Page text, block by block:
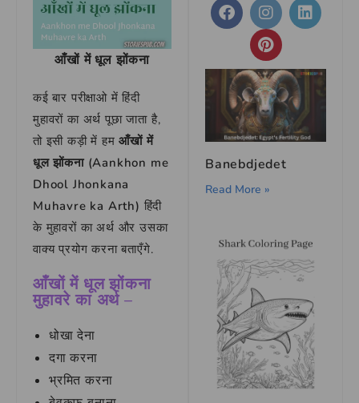
आँखों में धूल झोंकना
कई बार परीक्षाओ में हिंदी
मुहावरों का अर्थ पूछा जाता है,
तो इसी कड़ी में हमआँखों में
धूल झोंकना (Aankhon me
Dhool Jhonkana
Muhavre ka Arth) हिंदी
के मुहावरों का अर्थ और उसका
वाक्य प्रयोग करना बताएँगे.
आँखों में धूल झोंकना
मुहावरे का अर्थ –
धोखा देना
दगा करना
भ्रमित करना
Banebdjedet
Read More »